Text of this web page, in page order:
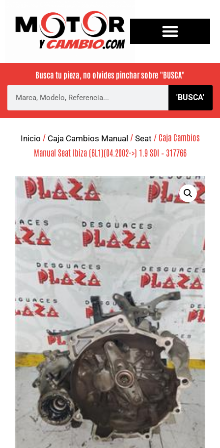
Busca tu pieza, no olvides pinchar sobre "BUSCA"
'BUSCA'
Inicio / Caja Cambios Manual / Seat / Caja Cambios
Manual Seat Ibiza (6L1)(04.2002->) 1.9 SDI – 317766